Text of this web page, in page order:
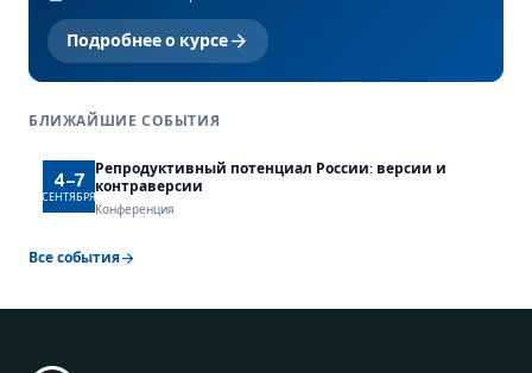
Подробнее о курсеarrow_forward
БЛИЖАЙШИЕ СОБЫТИЯ
4–7
СЕНТЯБРЯ
Репродуктивный потенциал России: версии и
контраверсии
Конференция
Все событияarrow_forward